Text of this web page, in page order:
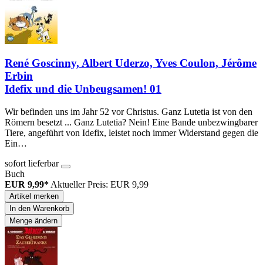
René Goscinny, Albert Uderzo, Yves Coulon, Jérôme
Erbin
Idefix und die Unbeugsamen! 01
Wir befinden uns im Jahr 52 vor Christus. Ganz Lutetia ist von den
Römern besetzt ... Ganz Lutetia? Nein! Eine Bande unbezwingbarer
Tiere, angeführt von Idefix, leistet noch immer Widerstand gegen die
Ein…
sofort lieferbar
Buch
EUR 9,99* Aktueller Preis: EUR 9,99
Artikel merken
In den Warenkorb
Menge ändern